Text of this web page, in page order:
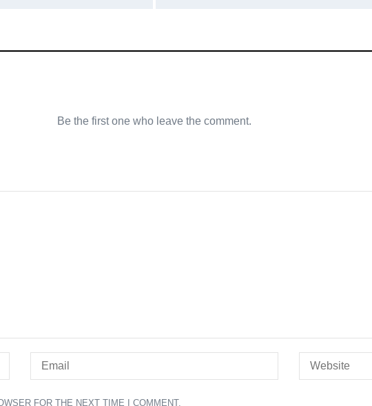
Be the first one who leave the comment.
FOR THE NEXT TIME I COMMENT.